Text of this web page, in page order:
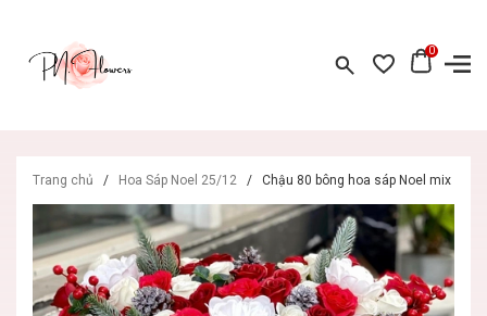
0
Trang chủ / Hoa Sáp Noel 25/12 / Chậu 80 bông hoa sáp Noel mix